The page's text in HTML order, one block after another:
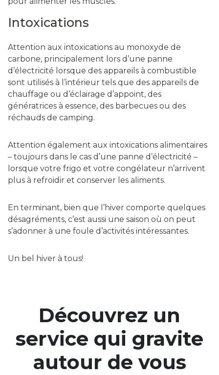
Intoxications
Attention aux intoxications au monoxyde de
carbone, principalement lors d’une panne
d’électricité lorsque des appareils à combustible
sont utilisés à l’intérieur tels que des appareils de
chauffage ou d’éclairage d’appoint, des
génératrices à essence, des barbecues ou des
réchauds de camping.
Attention également aux intoxications alimentaires
– toujours dans le cas d’une panne d’électricité –
lorsque votre frigo et votre congélateur n’arrivent
plus à refroidir et conserver les aliments.
En terminant, bien que l’hiver comporte quelques
désagréments, c’est aussi une saison où on peut
s’adonner à une foule d’activités intéressantes.
Un bel hiver à tous!
Découvrez un
service qui gravite
autour de vous